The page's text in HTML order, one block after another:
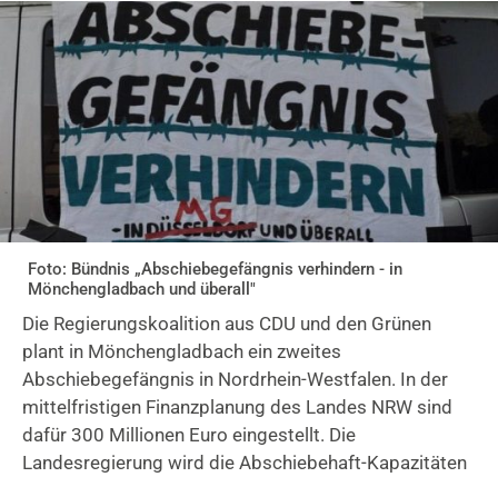
Foto: Bündnis „Abschiebegefängnis verhindern - in
Mönchengladbach und überall"
Die Regierungskoalition aus CDU und den Grünen
plant in Mönchengladbach ein zweites
Abschiebegefängnis in Nordrhein-Westfalen. In der
mittelfristigen Finanzplanung des Landes NRW sind
dafür 300 Millionen Euro eingestellt. Die
Landesregierung wird die Abschiebehaft-Kapazitäten